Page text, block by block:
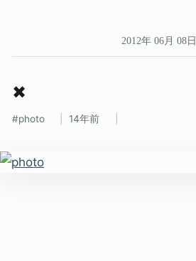
2012年 06月 08日
✖
photo 14年前